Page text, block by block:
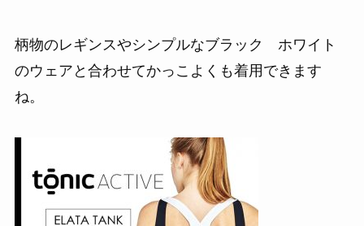
柄物のレギンスやシンプルなブラック ホワイト
のウェアと合わせてかっこよくも着用できます
ね。